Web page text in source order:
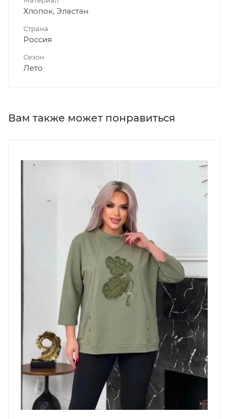
Хлопок, Эластан
Страна
Россия
Сезон
Лето
Вам также может понравиться